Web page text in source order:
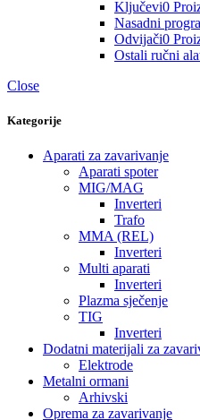
Ključevi0
Nasadni
Odvijači0
Ostali ručni
Close
Kategorije
Aparati za zavarivanje
Aparati spoter
MIG/MAG
Inverteri
Trafo
MMA (REL)
Inverteri
Multi aparati
Inverteri
Plazma sječenje
TIG
Inverteri
Dodatni materijali za
Elektrode
Metalni ormani
Arhivski
Oprema za zavarivanje